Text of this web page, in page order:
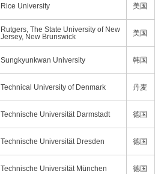
Rice University 美国
Rutgers, The State University of New
Jersey, New Brunswick
美国
Sungkyunkwan University 韩国
Technical University of Denmark 丹麦
Technische Universität Darmstadt 德国
Technische Universität Dresden 德国
Technische Universität München 德国